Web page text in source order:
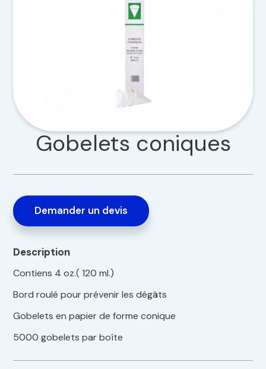
Gobelets coniques
Demander un devis
Description
Contiens 4 oz.( 120 ml.)
Bord roulé pour prévenir les dégâts
Gobelets en papier de forme conique
5000 gobelets par boîte